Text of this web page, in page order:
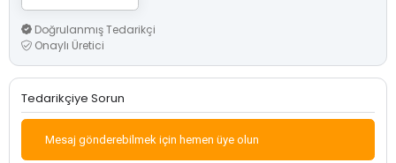
Doğrulanmış Tedarikçi
Onaylı Üretici
Tedarikçiye Sorun
Mesaj gönderebilmek için hemen üye olun